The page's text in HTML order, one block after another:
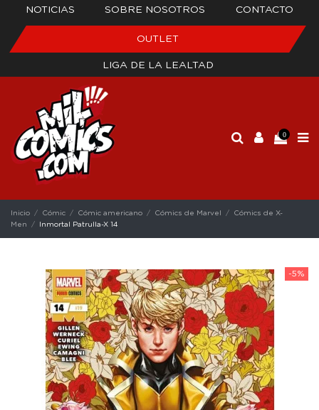
NOTICIAS SOBRE NOSOTROS CONTACTO
OUTLET
LIGA DE LA LEALTAD
0
Inicio Cómic Cómic americano Cómics de Marvel
Cómics de X-
Men
Inmortal Patrulla-X 14
-5%